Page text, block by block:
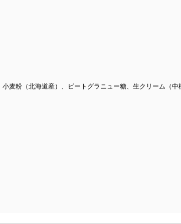
麦粉（北海道産）、ビートグラニュー糖、生クリーム（